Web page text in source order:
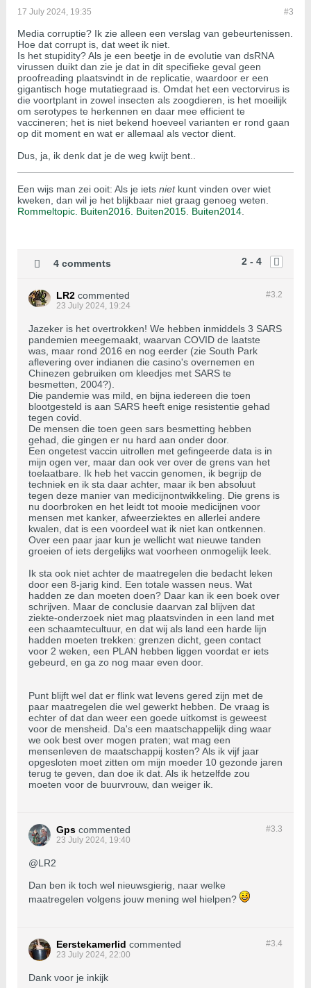
#3
17 July 2024, 19:35
Media corruptie? Ik zie alleen een verslag van gebeurtenissen.
Hoe dat corrupt is, dat weet ik niet.
Is het stupidity? Als je een beetje in de evolutie van dsRNA
virussen duikt dan zie je dat in dit specifieke geval geen
proofreading plaatsvindt in de replicatie, waardoor er een
gigantisch hoge mutatiegraad is. Omdat het een vectorvirus is
die voortplant in zowel insecten als zoogdieren, is het moeilijk
om serotypes te herkennen en daar mee efficient te
vaccineren; het is niet bekend hoeveel varianten er rond gaan
op dit moment en wat er allemaal als vector dient.
Dus, ja, ik denk dat je de weg kwijt bent..
Een wijs man zei ooit: Als je iets nietkunt vinden over wiet
kweken, dan wil je het blijkbaar niet graag genoeg weten.
Rommeltopic. Buiten2016. Buiten2015 Buiten2014
2 - 4
4 comments
#3.2
LR2 commented
23 July 2024, 19:24
Jazeker is het overtrokken! We hebben inmiddels 3 SARS
pandemien meegemaakt, waarvan COVID de laatste
was, maar rond 2016 en nog eerder (zie South Park
aflevering over indianen die casino's overnemen en
Chinezen gebruiken om kleedjes met SARS te
besmetten, 2004?).
Die pandemie was mild, en bijna iedereen die toen
blootgesteld is aan SARS heeft enige resistentie gehad
tegen covid.
De mensen die toen geen sars besmetting hebben
gehad, die gingen er nu hard aan onder door.
Een ongetest vaccin uitrollen met gefingeerde data is in
mijn ogen ver, maar dan ook ver over de grens van het
toelaatbare. Ik heb het vaccin genomen, ik begrijp de
techniek en ik sta daar achter, maar ik ben absoluut
tegen deze manier van medicijnontwikkeling. Die grens is
nu doorbroken en het leidt tot mooie medicijnen voor
mensen met kanker, afweerziektes en allerlei andere
kwalen, dat is een voordeel wat ik niet kan ontkennen.
Over een paar jaar kun je wellicht wat nieuwe tanden
groeien of iets dergelijks wat voorheen onmogelijk leek.
Ik sta ook niet achter de maatregelen die bedacht leken
door een 8-jarig kind. Een totale wassen neus. Wat
hadden ze dan moeten doen? Daar kan ik een boek over
schrijven. Maar de conclusie daarvan zal blijven dat
ziekte-onderzoek niet mag plaatsvinden in een land met
een schaamtecultuur, en dat wij als land een harde lijn
hadden moeten trekken: grenzen dicht, geen contact
voor 2 weken, een PLAN hebben liggen voordat er iets
gebeurd, en ga zo nog maar even door.
Punt blijft wel dat er flink wat levens gered zijn met de
paar maatregelen die wel gewerkt hebben. De vraag is
echter of dat dan weer een goede uitkomst is geweest
voor de mensheid. Da's een maatschappelijk ding waar
we ook best over mogen praten; wat mag een
mensenleven de maatschappij kosten? Als ik vijf jaar
opgesloten moet zitten om mijn moeder 10 gezonde jaren
terug te geven, dan doe ik dat. Als ik hetzelfde zou
moeten voor de buurvrouw, dan weiger ik.
#3.3
Gps commented
23 July 2024, 19:40
@LR2
Dan ben ik toch wel nieuwsgierig, naar welke
maatregelen volgens jouw mening wel hielpen?
#3.4
Eerstekamerlid commented
23 July 2024, 22:00
Dank voor je inkijk